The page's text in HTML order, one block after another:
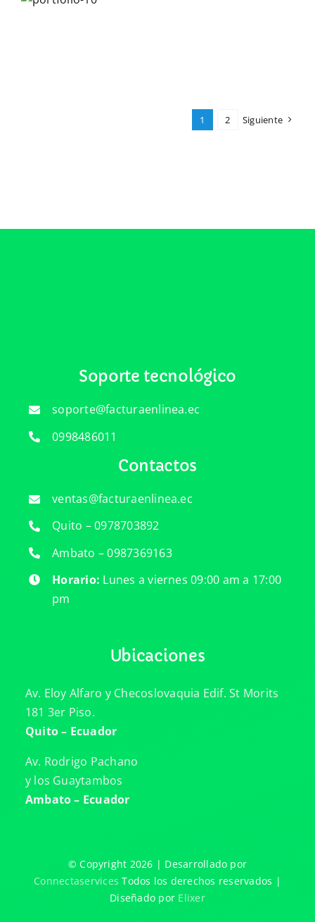
1 2 Siguiente
Soporte tecnológico
soporte@facturaenlinea.ec
0998486011
Contactos
ventas@facturaenlinea.ec
Quito – 0978703892
Ambato – 0987369163
Horario: Lunes a viernes 09:00 am a 17:00
pm
Ubicaciones
Av. Eloy Alfaro y Checoslovaquia Edif. St Morits
181 3er Piso.
Quito – Ecuador
Av. Rodrigo Pachano
y los Guaytambos
Ambato – Ecuador
© Copyright 2026 | Desarrollado por
Connectaservices Todos los derechos reservados |
Diseñado por Elixer